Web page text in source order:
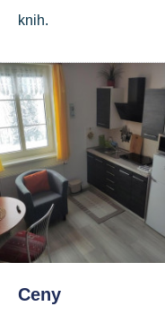
knih.
Ceny